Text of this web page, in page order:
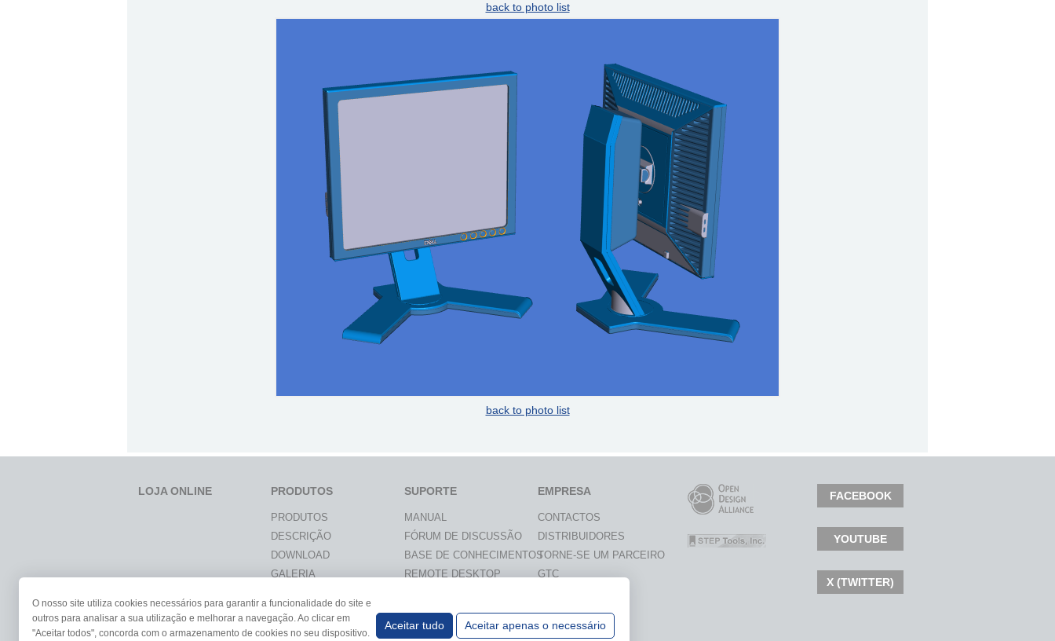
back to photo list
back to photo list
LOJA ONLINE PRODUTOS
PRODUTOS
DESCRIÇÃO
DOWNLOAD
GALERIA
NOTÍCIAS
ESTUDANTES & UNIVERSIDADES
SUPORTE
MANUAL
FÓRUM DE DISCUSSÃO
BASE DE CONHECIMENTOS
REMOTE DESKTOP
EMPRESA
CONTACTOS
DISTRIBUIDORES
TORNE-SE UM PARCEIRO
GTC
FACEBOOK
YOUTUBE
X (TWITTER)
O nosso site utiliza cookies necessários para garantir a funcionalidade do site e
outros para analisar a sua utilização e melhorar a navegação. Ao clicar em
"Aceitar todos", concorda com o armazenamento de cookies no seu dispositivo.
Aceitar tudo Aceitar apenas o necessário